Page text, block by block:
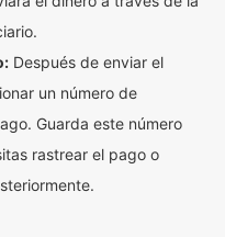
Después de enviar el
un número de
Guarda este número
rastrear el pago o